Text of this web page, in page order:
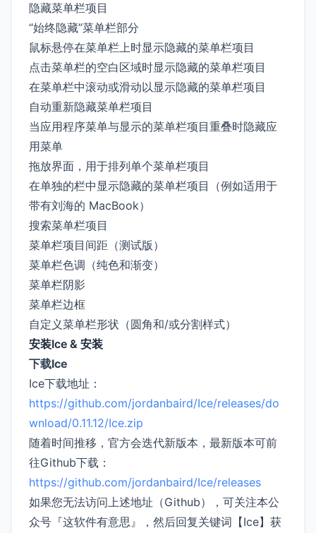
隐藏菜单栏项目
“始终隐藏”菜单栏部分
鼠标悬停在菜单栏上时显示隐藏的菜单栏项目
点击菜单栏的空白区域时显示隐藏的菜单栏项目
在菜单栏中滚动或滑动以显示隐藏的菜单栏项目
自动重新隐藏菜单栏项目
当应用程序菜单与显示的菜单栏项目重叠时隐藏应
用菜单
拖放界面，用于排列单个菜单栏项目
在单独的栏中显示隐藏的菜单栏项目（例如适用于
带有刘海的 MacBook）
搜索菜单栏项目
菜单栏项目间距（测试版）
菜单栏色调（纯色和渐变）
菜单栏阴影
菜单栏边框
自定义菜单栏形状（圆角和/或分割样式）
安装Ice & 安装
下载Ice
Ice下载地址：
https://github.com/jordanbaird/Ice/releases/do
wnload/0.11.12/Ice.zip
随着时间推移，官方会迭代新版本，最新版本可前
往Github下载：
https://github.com/jordanbaird/Ice/releases
如果您无法访问上述地址（Github），可关注本公
众号『这软件有意思』，然后回复关键词【Ice】获